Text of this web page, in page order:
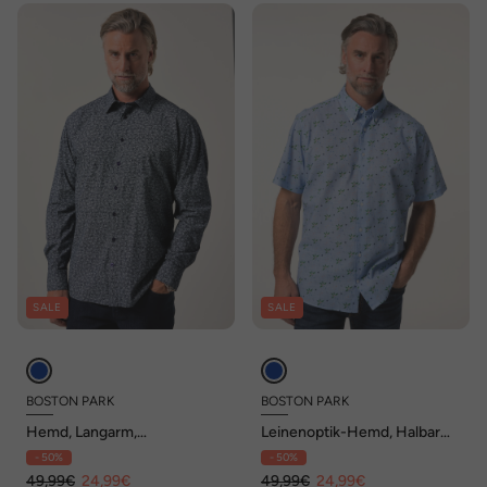
SALE
BOSTON PARK
Hemd, Langarm,
Alloverdruck, Kentkragen,
Comfort Fit, bis 8 XL
- 50%
49,99€ 24,99€
SALE
BOSTON PARK
Leinenoptik-Hemd, Halbarm,
Minimal-Print, Buttondown-
Kragen, Comfort Fit, bis 8 XL
- 50%
49,99€ 24,99€